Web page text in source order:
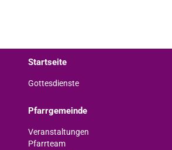
Startseite
Gottesdienste
Pfarrgemeinde
Veranstaltungen
Pfarrteam